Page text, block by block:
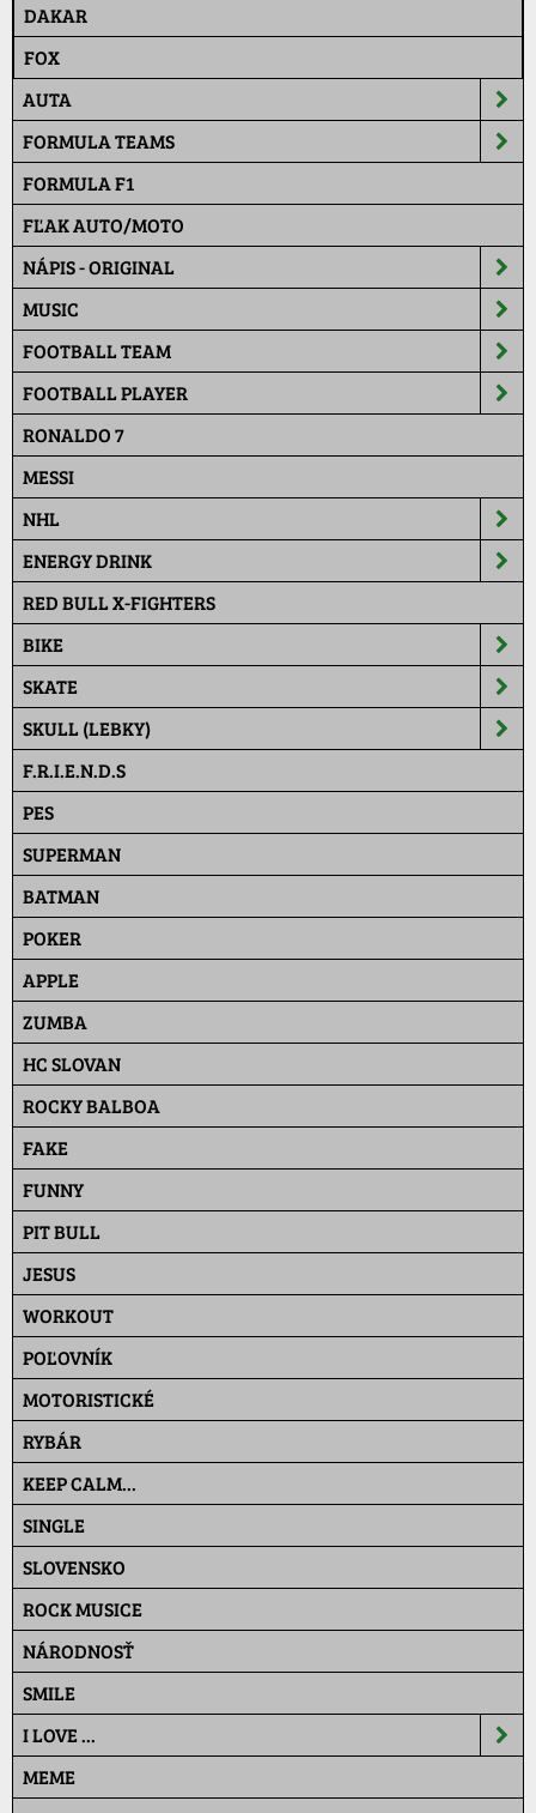
DAKAR
FOX
AUTA
FORMULA TEAMS
FORMULA F1
FĽAK AUTO/MOTO
NÁPIS - ORIGINAL
MUSIC
FOOTBALL TEAM
FOOTBALL PLAYER
RONALDO 7
MESSI
NHL
ENERGY DRINK
RED BULL X-FIGHTERS
BIKE
SKATE
SKULL (LEBKY)
F.R.I.E.N.D.S
PES
SUPERMAN
BATMAN
POKER
APPLE
ZUMBA
HC SLOVAN
ROCKY BALBOA
FAKE
FUNNY
PIT BULL
JESUS
WORKOUT
POĽOVNÍK
MOTORISTICKÉ
RYBÁR
KEEP CALM...
SINGLE
SLOVENSKO
ROCK MUSICE
NÁRODNOSŤ
SMILE
I LOVE ...
MEME